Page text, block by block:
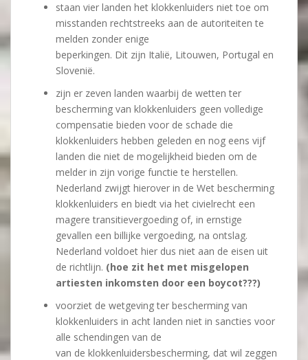
staan vier landen het klokkenluiders niet toe om
misstanden rechtstreeks aan de autoriteiten te
melden zonder enige
beperkingen. Dit zijn Italië, Litouwen, Portugal en
Slovenië.
zijn er zeven landen waarbij de wetten ter
bescherming van klokkenluiders geen volledige
compensatie bieden voor de schade die
klokkenluiders hebben geleden en nog eens vijf
landen die niet de mogelijkheid bieden om de
melder in zijn vorige functie te herstellen.
Nederland zwijgt hierover in de Wet bescherming
klokkenluiders en biedt via het civielrecht een
magere transitievergoeding of, in ernstige
gevallen een billijke vergoeding, na ontslag.
Nederland voldoet hier dus niet aan de eisen uit
de richtlijn. (hoe zit het met misgelopen
artiesten inkomsten door een boycot???)
voorziet de wetgeving ter bescherming van
klokkenluiders in acht landen niet in sancties voor
alle schendingen van de
van de klokkenluidersbescherming, dat wil zeggen